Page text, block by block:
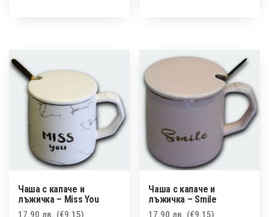
Чаша с капаче и
лъжичка – Miss You
17.90 лв. (€9.15)
Чаша с капаче и
лъжичка – Smile
17.90лв. (€9.15)